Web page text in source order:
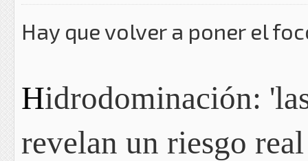
Hay que volver a poner el
Hidrodominación:
revelan un riesgo